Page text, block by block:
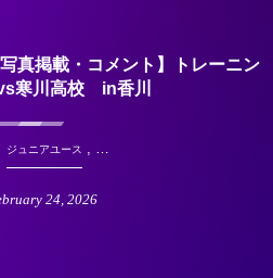
真掲載・コメント】トレーニン
寒川高校 in香川
ジュニアユース , …
24, 2026